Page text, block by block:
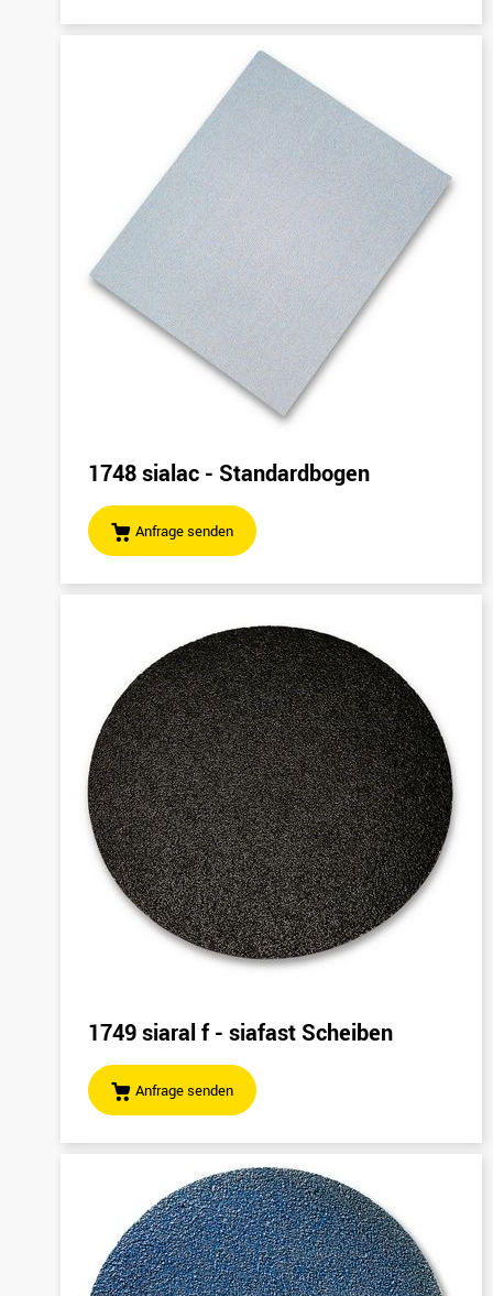
1748 sialac - Standardbogen
Anfrage senden
1749 siaral f - siafast Scheiben
Anfrage senden